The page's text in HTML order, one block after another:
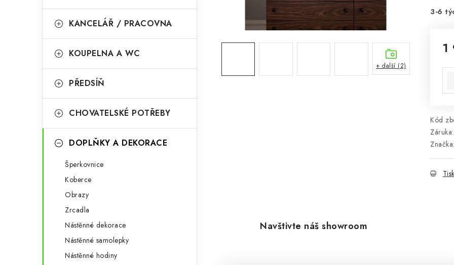
n
n
p
e
i
KANCELÁŘ / PRACOVNA
KOUPELNA A WC
PŘEDSÍŇ
CHOVATELSKÉ POTŘEBY
DOPLŇKY A DEKORACE
Šperkovnice
Koberce
Obrazy
Zrcadla
Nástěnné dekorace
Nástěnné samolepky
Nástěnné hodiny
3-6
1
Kód
Záruka:
Značka:
Tisk
+ další (2)
Navštivte náš showroom